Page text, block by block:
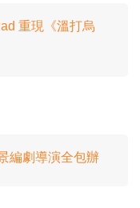
重現《溫打烏
編劇導演全包辦